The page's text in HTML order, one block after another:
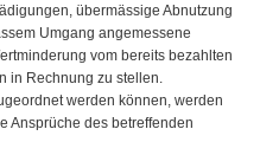
übermässige Abnutzung
Umgang angemessene
vom bereits bezahlten
in Rechnung zu stellen.
werden können, werden
Ansprüche des betreffenden